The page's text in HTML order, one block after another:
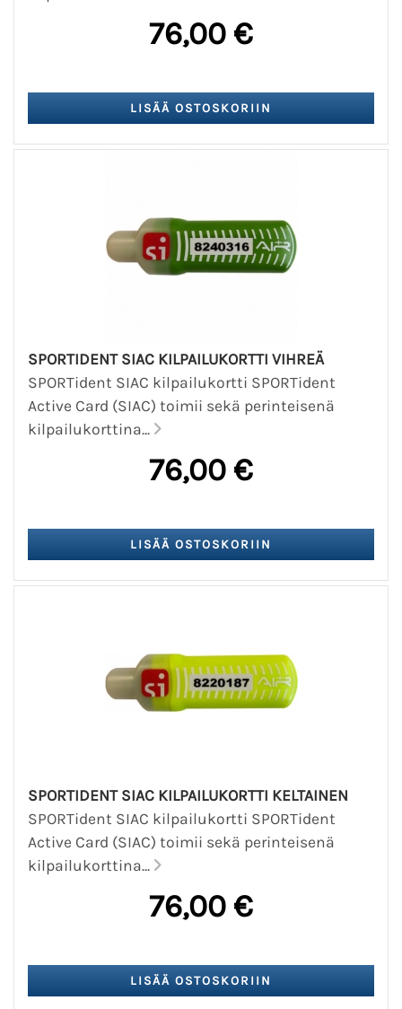
76,00 €
SPORTIDENT SIAC KILPAILUKORTTI VIHREÄ
SPORTident SIAC kilpailukortti SPORTident
Active Card (SIAC) toimii sekä perinteisenä
kilpailukorttina...
76,00 €
SPORTIDENT SIAC KILPAILUKORTTI KELTAINEN
SPORTident SIAC kilpailukortti SPORTident
Active Card (SIAC) toimii sekä perinteisenä
kilpailukorttina...
76,00 €